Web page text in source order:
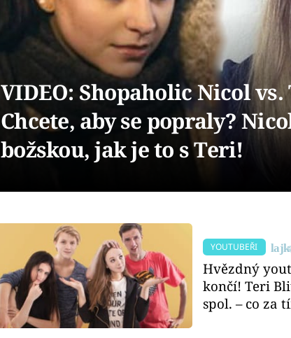
VIDEO: Shopaholic Nicol
Chcete, aby se popraly?
božskou, jak je to s Teri!
YOUTUBEŘI
Hvězdný
končí! Teri
spol. – co za